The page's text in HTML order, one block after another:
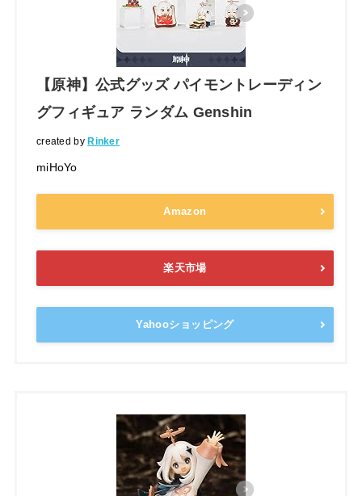
【原神】公式グッズ パイモントレーディン
グフィギュア ランダム Genshin
created byRinker
miHoYo
Amazon
楽天市場
Yahooショッピング